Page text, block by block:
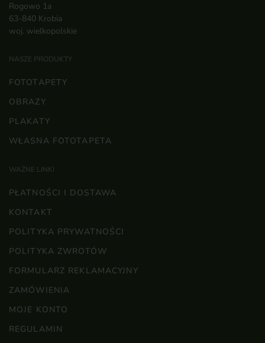
Rogowo 1a
63-840 Krobia
woj. wielkopolskie
NASZE PRODUKTY
FOTOTAPETY
OBRAZY
PLAKATY
WŁASNA FOTOTAPETA
WAŻNE LINKI
PŁATNOŚCI I DOSTAWA
KONTAKT
POLITYKA PRYWATNOŚCI
POLITYKA ZWROTÓW
FORMULARZ REKLAMACYJNY
ZAMÓWIENIA
MOJE KONTO
REGULAMIN